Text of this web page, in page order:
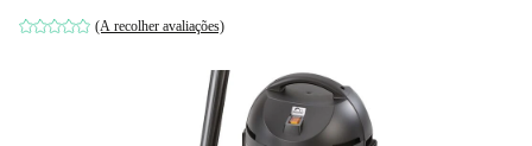
(A recolher avaliações)